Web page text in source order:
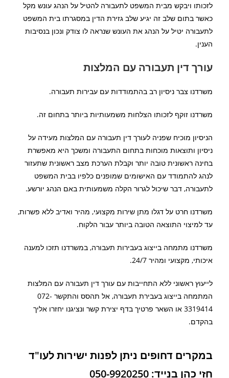
לזכותו ויבקש מבית המשפט לתעבורה להטיל על הנהג עונש מקל
כאשר בתום שלב זה יגיע שלב גזירת הדין במסגרתו בית המשפט
לתעבורה יטיל על הנהג את העונש שנראה לו צודק ונכון בנסיבות
הענין.
עורך דין תעבורה עם המלצות
משרדנו צבר ניסיון רב בהתמודדות עם עבירות תעבורה.
משרדנו זוקף לזכותו הצלחות משמעותיות ביותר בתחום זה.
הניסיון מוכיח שפניה לעורך דין תעבורה עם המלצות מעידה על
ניסיון ותוצאות מוכחות בתחום התעבורה ומשכך היא מאפשרת
בחינה ראשונית טובה יותר וקבלת הערכת מצב ראשונית שתעזור
לנהג להתמודד עם האישומים שמופנים כלפיו בבית המשפט
לתעבורה, דבר שיכול לגרור הקלה משמעותית באם הנהג יורשע.
משרדנו חרט על דגלו מתן שירות מקצועי, מהיר ואדיב ללא פשרות,
עד למיצוי התוצאה הטובה ביותר עבור הלקוח.
משרדנו מתמחה בייצוג בעבירות תעבורה, במשרדנו תזכו למענה
איכותי, מקצועי ומהיר 24/7.
לייעוץ ראשוני ללא התחייבות עם עורך דין תעבורה עם המלצות
המתמחה בייצוג בעבירת תעבורה, אל תהסס והתקשר 072-
3319414 או השאר פרטיך בדף יצירת קשר ונציגנו יחזרו אליך
בהקדם.
במקרים דחופים ניתן לפנות ישירות לעו"ד
חזי כהן בנייד: 050-9920250